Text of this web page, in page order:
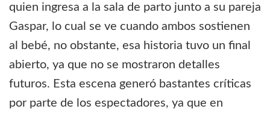
quien ingresa a la sala de parto junto a su pareja
Gaspar, lo cual se ve cuando ambos sostienen
al bebé, no obstante, esa historia tuvo un final
abierto, ya que no se mostraron detalles
futuros. Esta escena generó bastantes críticas
por parte de los espectadores, ya que en